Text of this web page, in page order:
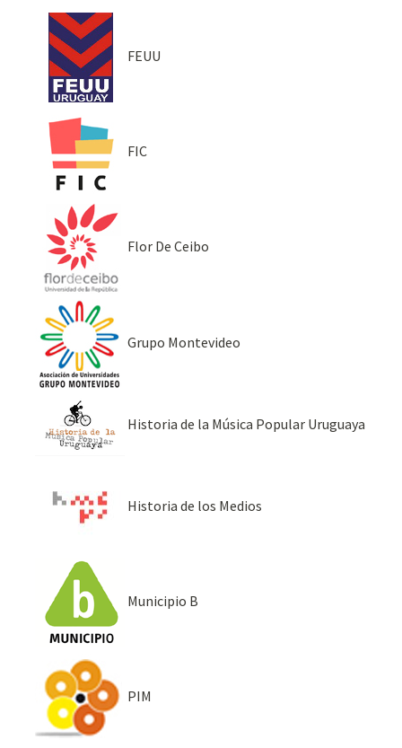
FEUU
FIC
Flor De Ceibo
Grupo Montevideo
Historia de la Música Popular Uruguaya
Historia de los Medios
Municipio B
PIM